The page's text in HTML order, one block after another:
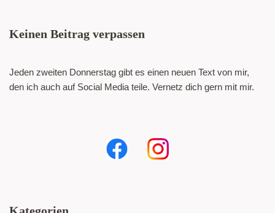
Keinen Beitrag verpassen
Jeden zweiten Donnerstag gibt es einen neuen Text von mir,
den ich auch auf Social Media teile. Vernetz dich gern mit mir.